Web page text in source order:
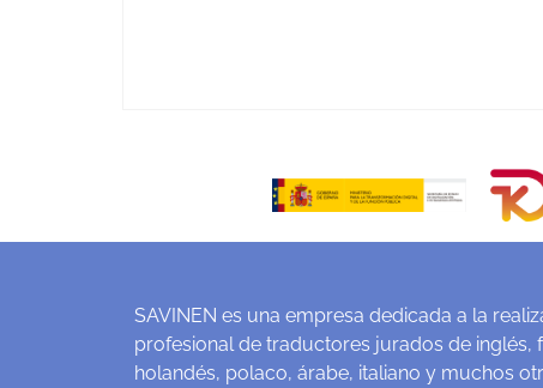
SAVINEN es una empresa dedicada a la
profesional de traductores jurados de
holandés, polaco, árabe, italiano y muchos